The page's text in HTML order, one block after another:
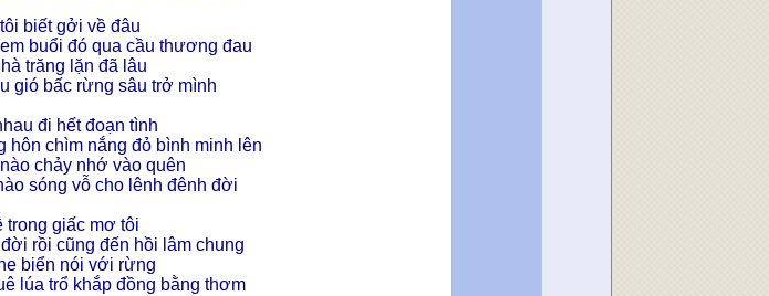
biết gởi về đâu
buổi đó qua cầu thương đau
trăng lặn đã lâu
gió bấc rừng sâu trở mình
đi hết đoạn tình
hôn chìm nắng đỏ bình minh lên
chảy nhớ vào quên
sóng vỗ cho lênh đênh đời
trong giấc mơ tôi
rồi cũng đến hồi lâm chung
biển nói với rừng
lúa trổ khắp đồng bằng thơm